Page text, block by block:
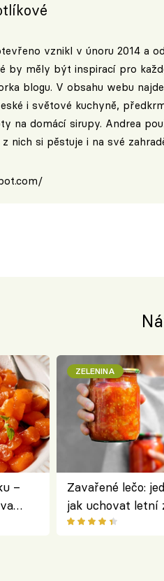
vznikl v únoru 2014 a
by měly být inspirací pro
blogu. V obsahu webu
i světové kuchyně,
na domácí sirupy. Andrea
nich si pěstuje i na své
–
ZELENINA
Zavařené lečo:
jak uchovat letní